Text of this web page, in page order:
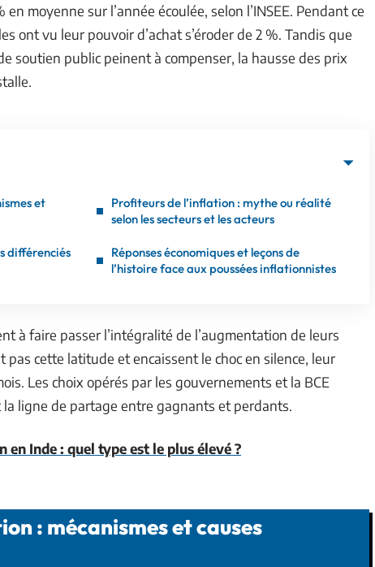
moyenne sur l’année écoulée, selon l’INSEE. Pendant ce
ont vu leur pouvoir d’achat s’éroder de 2 %. Tandis que
soutien public peinent à compenser, la hausse des prix
et
différenciés
Profiteurs de l’inflation : mythe ou réalité
selon les secteurs et les acteurs
Réponses économiques et leçons de
l’histoire face aux poussées inflationnistes
à faire passer l’intégralité de l’augmentation de leurs
pas cette latitude et encaissent le choc en silence, leur
Les choix opérés par les gouvernements et la BCE
ligne de partage entre gagnants et perdants.
en Inde : quel type est le plus élevé ?
: mécanismes et causes